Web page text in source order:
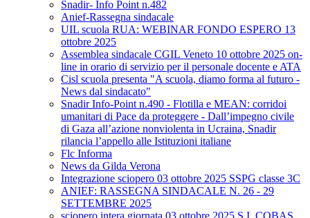
Snadir- Info Point n.482
Anief-Rassegna sindacale
UIL scuola RUA: WEBINAR FONDO ESPERO 13
ottobre 2025
Assemblea sindacale CGIL Veneto 10 ottobre 2025 on-
line in orario di servizio per il personale docente e ATA
Cisl scuola presenta "A scuola, diamo forma al futuro -
News dal sindacato"
Snadir Info-Point n.490 - Flotilla e MEAN: corridoi
umanitari di Pace da proteggere - Dall’impegno civile
di Gaza all’azione nonviolenta in Ucraina, Snadir
rilancia l’appello alle Istituzioni italiane
Flc Informa
News da Gilda Verona
Integrazione sciopero 03 ottobre 2025 SSPG classe 3C
ANIEF: RASSEGNA SINDACALE N. 26 - 29
SETTEMBRE 2025